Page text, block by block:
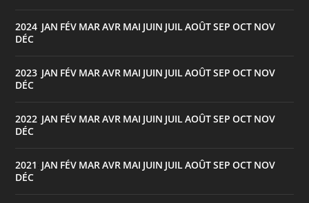
2024 JAN FÉV MARAVR MAI JUIN JUILAOÛTSEP OCT NOV
DÉC
2023 JAN FÉV MARAVR MAI JUIN JUILAOÛTSEP OCT NOV
DÉC
2022 JAN FÉV MARAVR MAI JUIN JUILAOÛTSEP OCT NOV
DÉC
2021 JAN FÉV MARAVR MAI JUIN JUILAOÛTSEP OCT NOV
DÉC